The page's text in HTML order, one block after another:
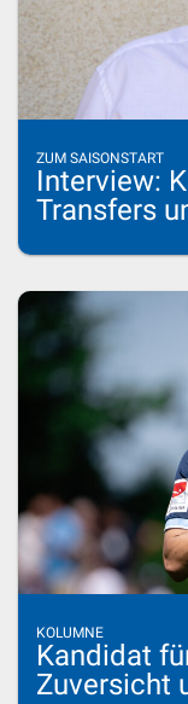
ZUM SAISONSTART
Interview:
Transfers
KOLUMNE
Kandidat
Zuversicht